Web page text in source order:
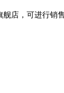
店，可进行